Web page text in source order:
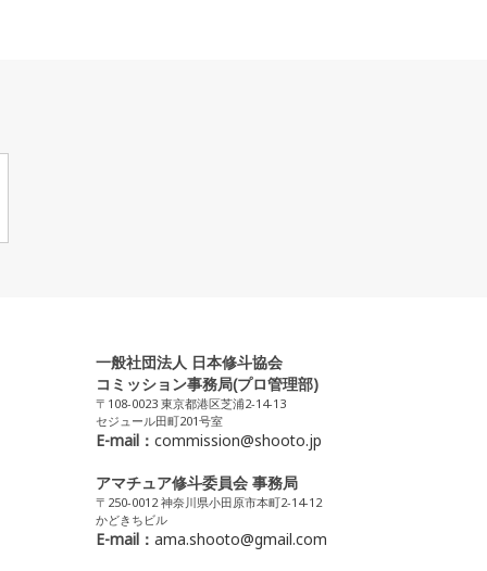
一般社団法人 日本修斗協会
コミッション事務局(プロ管理部)
〒108-0023 東京都港区芝浦2-14-13
セジュール田町201号室
E-mail： commission@shooto.jp
アマチュア修斗委員会 事務局
〒250-0012 神奈川県小田原市本町2-14-12
かどきちビル
E-mail： ama.shooto@gmail.com